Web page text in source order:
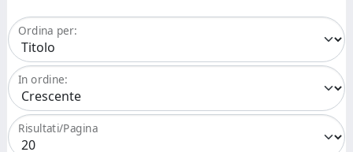
Ordina per:
In ordine:
Risultati/Pagina